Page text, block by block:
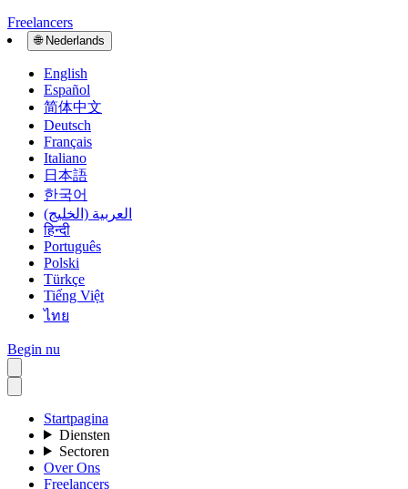
Freelancers
🌐 Nederlands
English
Español
简体中文
Deutsch
Français
Italiano
日本語
한국어
العربية (الخليج)
हिन्दी
Português
Polski
Türkçe
Tiếng Việt
ไทย
Begin nu
Startpagina
Diensten
Sectoren
Over Ons
Freelancers